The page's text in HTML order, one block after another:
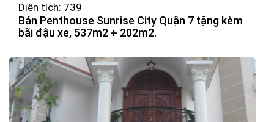
Diện tích: 739
Bán Penthouse Sunrise City Quận 7 tặng kèm
bãi đậu xe, 537m2 + 202m2.